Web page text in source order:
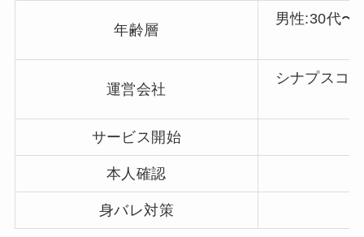
年齢層
男性:30代〜
運営会社
シナプスコ
サービス開始
本人確認
身バレ対策